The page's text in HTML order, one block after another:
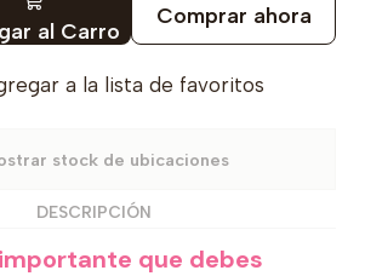
al Carro
Comprar ahora
a la lista de favoritos
stock de ubicaciones
DESCRIPCIÓN
que debes